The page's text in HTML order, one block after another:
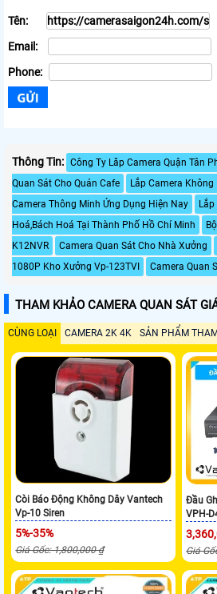
Tên:
Email:
Phone:
Thông Tin: Công Ty Lăp Camera Quận Tân
Quan Sát Cho Quán Cafe
Lắp Camera Không
Camera Thông Minh Ứng Dụng Hiện Nay
Lắp
Hoá,Bách Hoá Tại Thành Phố Hồ Chí Minh
K12NVR
Camera Quan Sát Cho Nhà Xưởng
1080P Kho Xưởng Vp-123TVI
Camera Quan
THAM KHẢO CAMERA QUAN SÁT
CÙNG LOẠI CAMERA 2K 4K SẢN PHẨM
Còi Báo Động Không Dây Vantech
Vp-10 Siren
5%-35%
Giá Gốc: 1,800,000 ₫
Đầu
VPH-
Giá